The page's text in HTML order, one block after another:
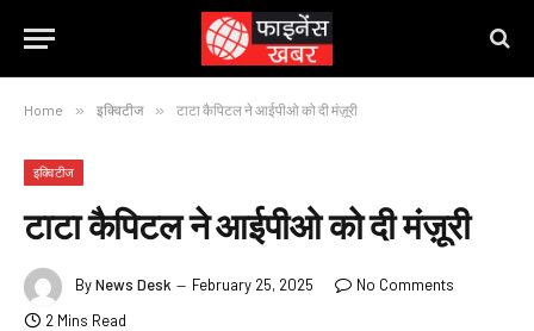
Home » इक्विटीज » टाटा कैपिटल ने आईपीओ को दी मंज़ूरी
इक्विटीज
टाटा कैपिटल ने आईपीओ को दी मंज़ूरी
ByNews Desk February 25, 2025
No Comments
2 Mins Read